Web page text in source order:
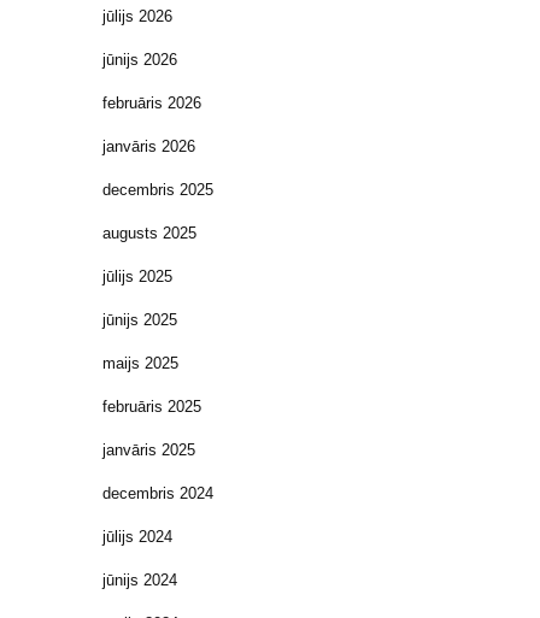
jūlijs 2026
jūnijs 2026
februāris 2026
janvāris 2026
decembris 2025
augusts 2025
jūlijs 2025
jūnijs 2025
maijs 2025
februāris 2025
janvāris 2025
decembris 2024
jūlijs 2024
jūnijs 2024